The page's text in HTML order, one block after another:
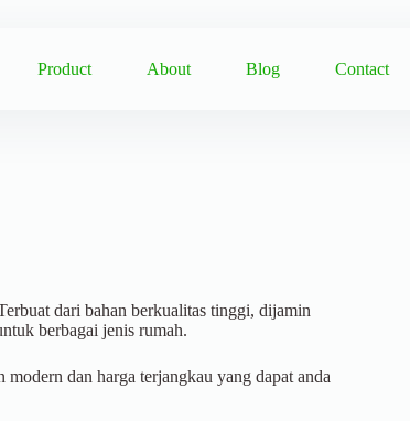
Product About Blog Contact
dari bahan berkualitas tinggi, dijamin
berbagai jenis rumah.
dan harga terjangkau yang dapat anda